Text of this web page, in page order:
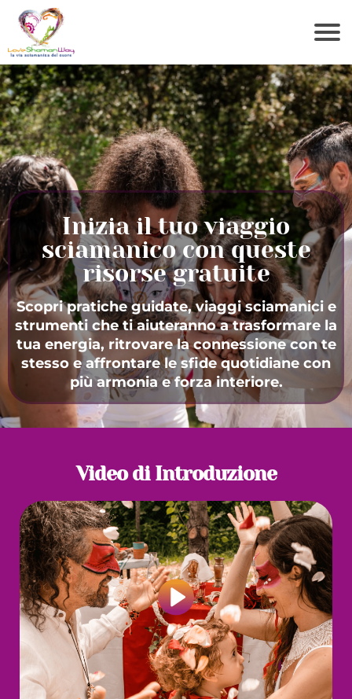
Inizia il tuo viaggio
sciamanico con queste
risorse gratuite
Scopri pratiche guidate, viaggi sciamanici e
strumenti che ti aiuteranno a trasformare la
tua energia, ritrovare la connessione con te
stesso e affrontare le sfide quotidiane con
più armonia e forza interiore.
Video di Introduzione